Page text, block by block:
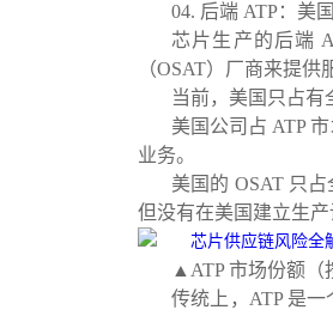
04. 后端 ATP：美
芯片生产的后端
（OSAT）厂商来提供
当前，美国只占有
美国公司占 ATP
业务。
美国的 OSAT 只
但没有在美国建立生产
▲ATP 市场份额（
传统上，ATP 是